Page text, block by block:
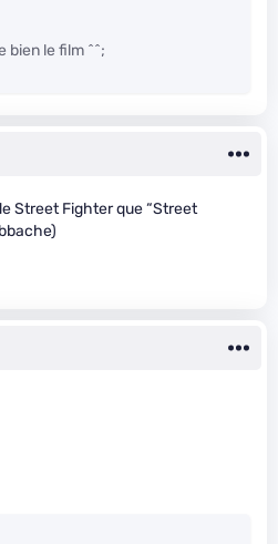
bien le film ^^;
Street Fighter que “Street